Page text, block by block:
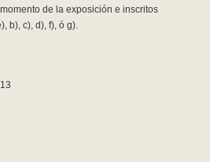
de la exposición e inscritos
b), c), d), f), ó g).